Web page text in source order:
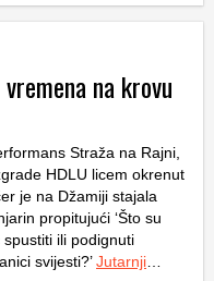
na krovu
Straža na Rajni,
HDLU licem okrenut
je na Džamiji stajala
propitujući ‘Što su
ili podignuti
svijesti?’Jutarnji